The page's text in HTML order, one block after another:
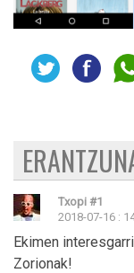
Txopi #1
2018-07-16 :
Ekimen
Zorionak!